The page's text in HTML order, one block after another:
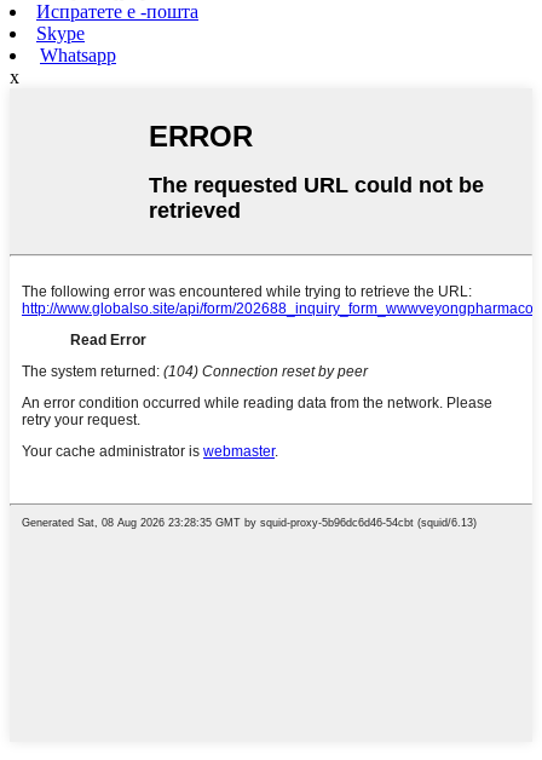
Испратете е -пошта
Skype
Whatsapp
x